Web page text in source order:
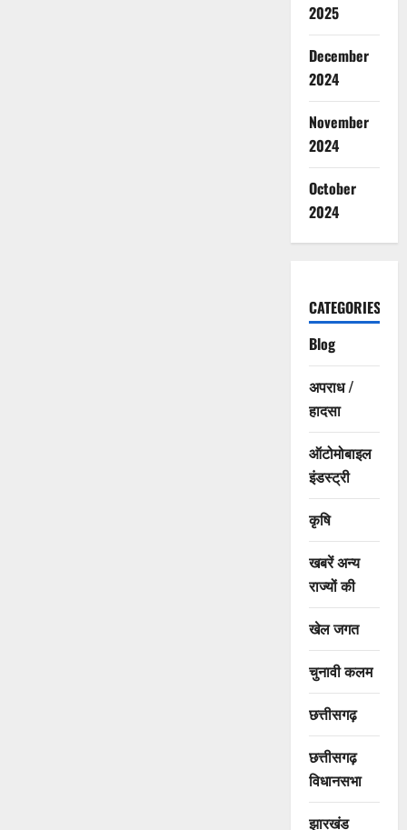
2025
December
2024
November
2024
October
2024
CATEGORIES
Blog
अपराध /
हादसा
ऑटोमोबाइल
इंडस्ट्री
कृषि
खबरें अन्य
राज्यों की
खेल जगत
चुनावी कलम
छत्तीसगढ़
छत्तीसगढ़
विधानसभा
झारखंड